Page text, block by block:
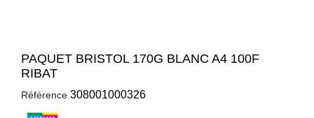
PAQUET BRISTOL 170G BLANC A4 100F
RIBAT
Référence 308001000326